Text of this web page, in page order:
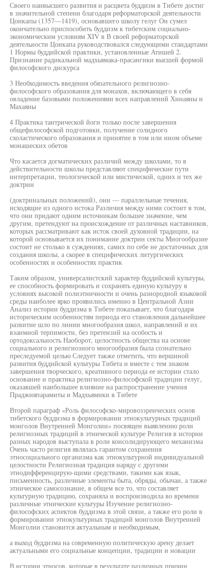
Своего наивысшего развития и расцвета буддизм в Тибете достиг
в значительной степени благодаря реформаторской деятельности
Цонкапы (1357—1419), основавшего школу гелуг Он сумел
окончательно приспособить буддизм к тибетским социально-
экономическим условиям XIV в В своей реформаторской
деятельности Цонкапа руководствовался следующими стандартами
1 Нормы буддийской практики, установленные Атишей 2.
Признание радикальной мадхьямака-прасангики высшей формой
философского дискурса
3 Необходимость введения обязательного религиозно-
философского образования для монахов, включающего в себя
овладение базовыми положениями всех направлений Хинаяны и
Махаяны
4 Практика тантрической йоги только после завершения
общефилософской подготовки, получение солидного
схоластического образования и принятие в том или ином объеме
монашеских обетов
Что касается догматических различий между школами, то в
действительности школы представляют специфические пути
интерпретации, теологической или мистической, одних и тех же
доктрин
(доктринальных положений), они — параллельные течения,
исходящие из одного истока Различия между ними состоит в том,
что они придают одним источникам большее значение, чем
другим, претендуют на происхождение от различных наставников,
которых рассматривают как исток своей духовной традиции, на
которой основывается их понимание доктрин секты Многообразие
состоит не столько в суждениях, самих по себе не достаточных для
создания школы, а скорее в специфических литургических
особенностях и особенностях практик
Таким образом, универсалистский характер буддийской культуры,
ее способность формировать и сохранять единую культуру в
условиях высокой полиэтничности и очень разнородной языковой
среды наиболее ярко проявились именно в Центральной Азии
Анализ истории буддизма в Тибете показывает, что благодаря
историческим особенностям периода его становления дальнейшее
развитие шло по линии многообразия школ, направлений и их
взаимной терпимости, без претензий на особость и
ортодоксальность Наоборот, целостность общества на основе
социального и религиозного многообразия была сознательно
преследуемой целью Следует также отметить, что вершиной
развития буддийской культуры Тибета и вместе с тем знаком
завершения творческого, креативного периода ее истории стало
основание и практика религиозно-философской традиции гелуг,
оказавшей наибольшее влияние на распространение учения
Праджняпарамиты и Мадхьямики в Тибете
Второй параграф «Роль фнлософско-мировоззренческих основ
тибетского буддизма в формировании этнокультурных традиций
монголов Внутренней Монголии» посвящен выявлению роли
религиозных традиций в этнической культуре Религия в истории
разных народов выступала в роли консолидирующего механизма
Очень часто религия являлась гарантом сохранения
этносоциального организма как этнокультурной индивидуальной
целостности Религиозная традиция наряду с другими
этнодифференцирую-щими средствами, такими как язык,
письменность, различные элементы быта, обряды, обычаи, а также
этническое самосознание, в общем все то, что составляет
культурную традицию, сохраняла и воспроизводила во времени
различные этнические культуры Изучение религиозно-
философских аспектов буддизма в этой связи, а также его роли в
формировании этнокультурных традиций монголов Внутренней
Монголии становится актуальным и необходимым,
а выход буддизма на современную политическую арену делает
актуальными его социальные концепции, традиции и новации
В истории этносов, которые в результате различных причин